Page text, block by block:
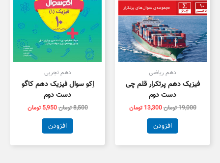
دهم ریاضی
فیزیک دهم پرتکرار قلم چی
دست دوم
19,000تومان13,300 تومان
افزودن
دهم تجربی
اِکو سوال فیزیک دهم کاگو
دست دوم
8,500تومان5,950 تومان
افزودن